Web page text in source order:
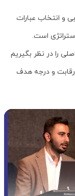
و انتخاب عبارات
است.
کلمات باید 4 معیار اصلی را در نظر بگیریم
رقابت و درجه هدف